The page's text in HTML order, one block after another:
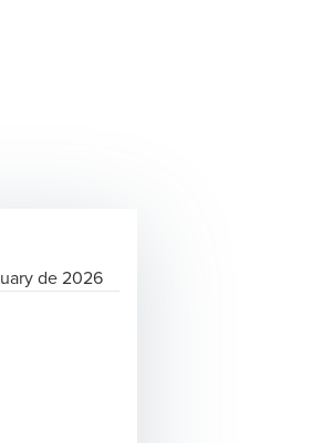
de 2026